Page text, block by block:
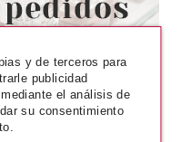
OJOS
GEL EYE
y de terceros para
publicidad
el análisis de
su consentimiento